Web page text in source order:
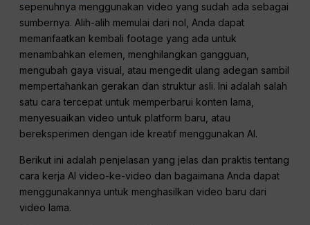
sepenuhnya menggunakan video yang sudah ada sebagai
sumbernya. Alih-alih memulai dari nol, Anda dapat
memanfaatkan kembali footage yang ada untuk
menambahkan elemen, menghilangkan gangguan,
mengubah gaya visual, atau mengedit ulang adegan sambil
mempertahankan gerakan dan struktur asli. Ini adalah salah
satu cara tercepat untuk memperbarui konten lama,
menyesuaikan video untuk platform baru, atau
bereksperimen dengan ide kreatif menggunakan AI.
Berikut ini adalah penjelasan yang jelas dan praktis tentang
cara kerja AI video-ke-video dan bagaimana Anda dapat
menggunakannya untuk menghasilkan video baru dari
video lama.